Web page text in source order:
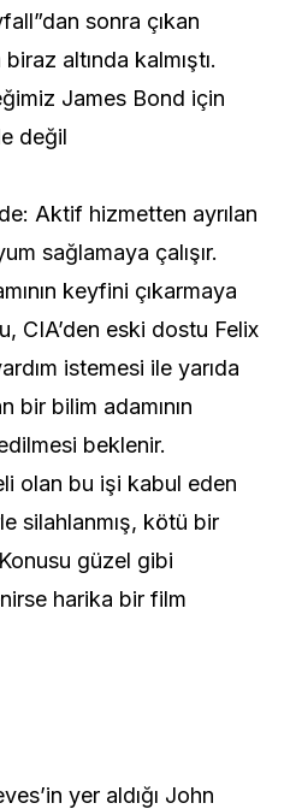
sonra çıkan
altında kalmıştı.
James Bond için
değil
Aktif hizmetten ayrılan
sağlamaya çalışır.
keyfini çıkarmaya
CIA’den eski dostu Felix
istemesi ile yarıda
bir bilim adamının
beklenir.
olan bu işi kabul eden
silahlanmış, kötü bir
güzel gibi
harika bir film
yer aldığı John